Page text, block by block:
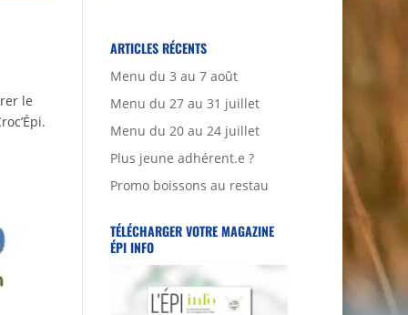
le
ARTICLES RÉCENTS
Menu du 3 au 7 août
Menu du 27 au 31 juillet
Menu du 20 au 24 juillet
Plus jeune adhérent.e ?
Promo boissons au restau
TÉLÉCHARGER VOTRE MAGAZINE
ÉPI INFO